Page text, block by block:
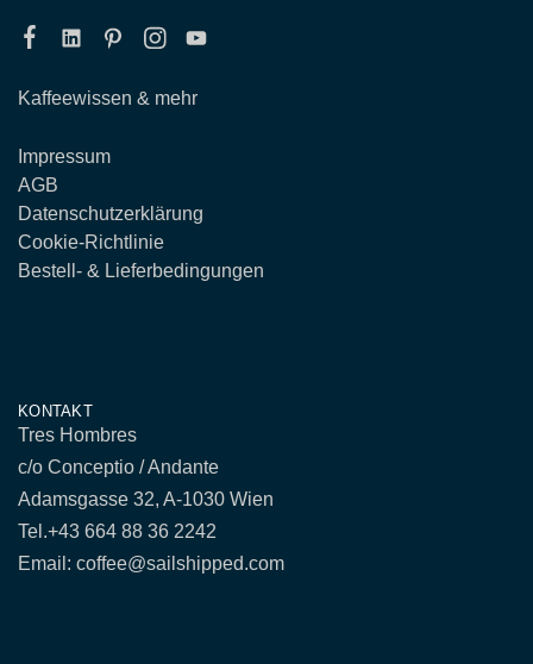
Kaffeewissen & mehr
Impressum
AGB
Datenschutzerklärung
Cookie-Richtlinie
Bestell- & Lieferbedingungen
KONTAKT
Tres Hombres
c/o Conceptio / Andante
Adamsgasse 32, A-1030 Wien
Tel.+43 664 88 36 2242
Email: coffee@sailshipped.com